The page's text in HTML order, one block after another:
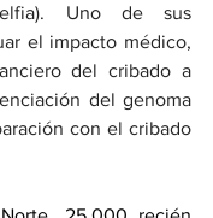
Uno de sus
el impacto médico,
del cribado a
del genoma
con el cribado